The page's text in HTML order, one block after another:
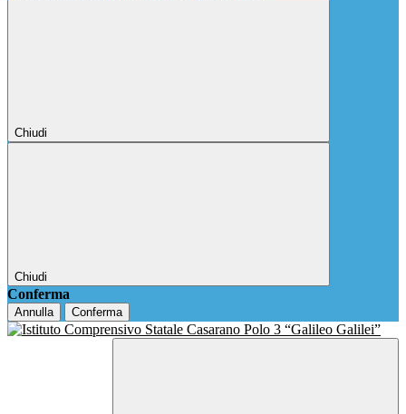
Chiudi
Chiudi
Conferma
Annulla Conferma